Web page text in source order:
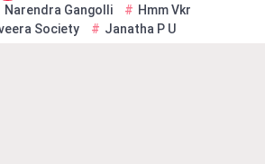
Narendra Gangolli
Hmm Vkr
Society
Janatha P U